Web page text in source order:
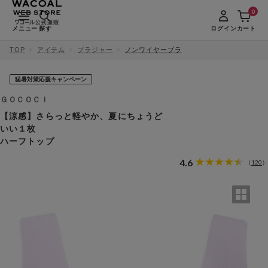
メニュー 探す ログインカート
0
TOP アイテム ブラジャー ノンワイヤーブラ
猛暑対策応援キャンペーン
ＧＯＣＯＣｉ
【涼感】さらっと軽やか、夏にちょうど
いい１枚
ハーフトップ
4.6 （ 120 ）